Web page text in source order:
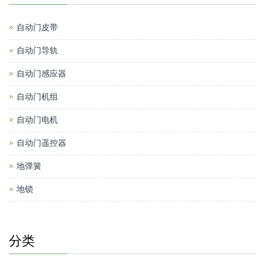
自动门皮带
自动门导轨
自动门感应器
自动门机组
自动门电机
自动门遥控器
地弹簧
地锁
分类